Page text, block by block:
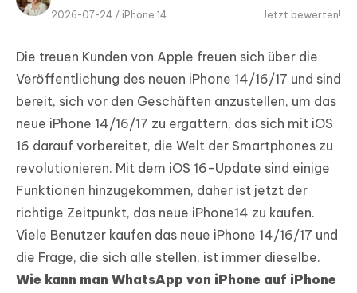
2026-07-24 / iPhone 14 Jetzt bewerten!
Die treuen Kunden von Apple freuen sich über die
Veröffentlichung des neuen iPhone 14/16/17 und sind
bereit, sich vor den Geschäften anzustellen, um das
neue iPhone 14/16/17 zu ergattern, das sich mit iOS
16 darauf vorbereitet, die Welt der Smartphones zu
revolutionieren. Mit dem iOS 16-Update sind einige
Funktionen hinzugekommen, daher ist jetzt der
richtige Zeitpunkt, das neue iPhone14 zu kaufen.
Viele Benutzer kaufen das neue iPhone 14/16/17 und
die Frage, die sich alle stellen, ist immer dieselbe.
Wie kann man WhatsApp von iPhone auf iPhone